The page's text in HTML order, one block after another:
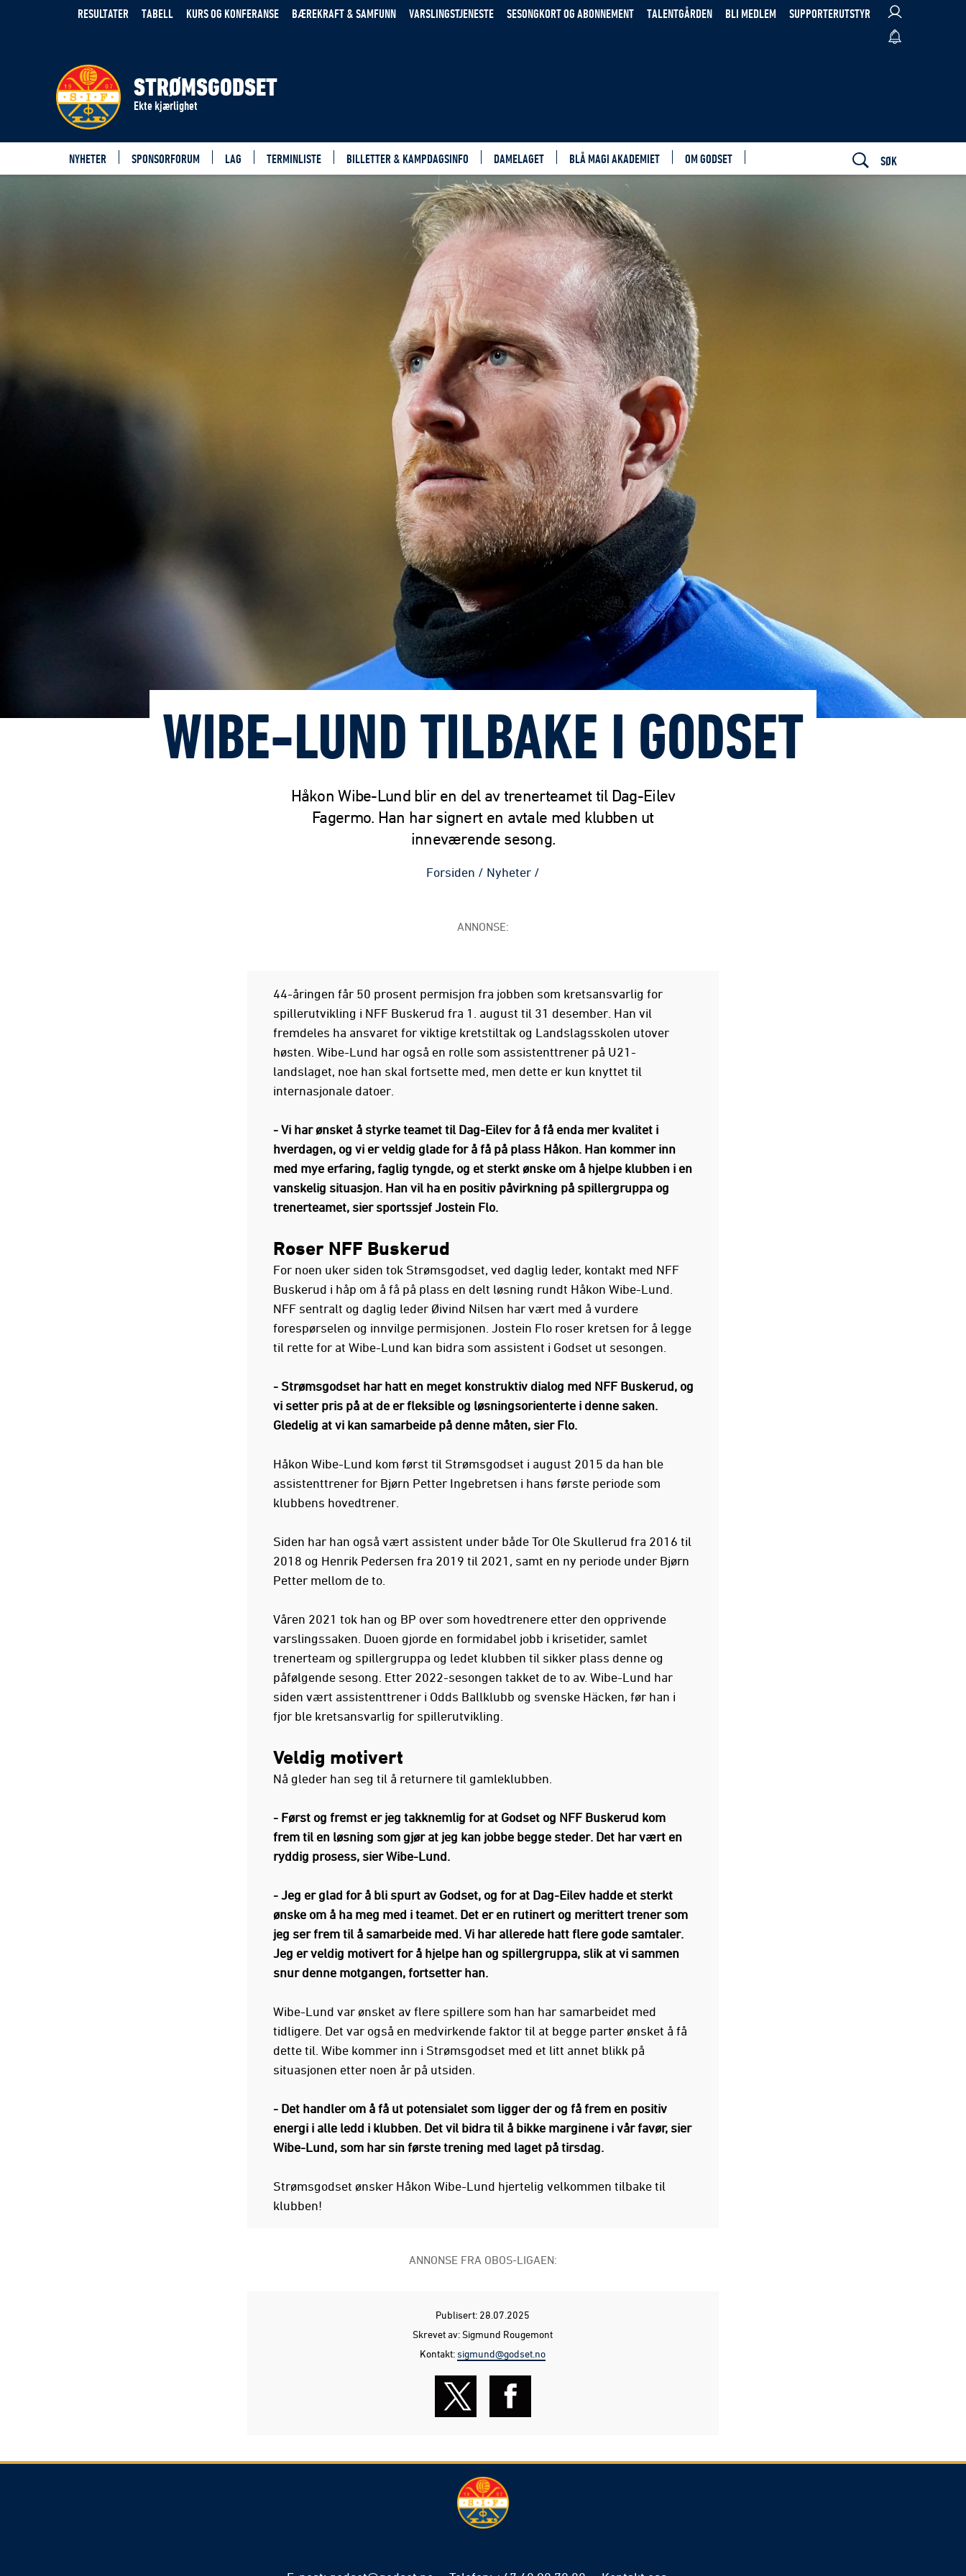
RESULTATER TABELL KURS OG KONFERANSE BÆREKRAFT & SAMFUNN VARSLINGSTJENESTE SESONGKORT OG ABONNEMENT TALENTGÅRDEN BLI MEDLEM SUPPORTERUTSTYR
STRØMSGODSET
Ekte kjærlighet
NYHETER SPONSORFORUM LAG TERMINLISTE BILLETTER & KAMPDAGSINFO DAMELAGET BLÅ MAGI AKADEMIET OM GODSET SØK
WIBE-LUND TILBAKE I GODSET
Håkon Wibe-Lund blir en del av trenerteamet til Dag-Eilev
Fagermo. Han har signert en avtale med klubben ut
inneværende sesong.
Forsiden / Nyheter /
ANNONSE:
44-åringen får 50 prosent permisjon fra jobben som kretsansvarlig for
spillerutvikling i NFF Buskerud fra 1. august til 31 desember. Han vil
fremdeles ha ansvaret for viktige kretstiltak og Landslagsskolen utover
høsten. Wibe-Lund har også en rolle som assistenttrener på U21-
landslaget, noe han skal fortsette med, men dette er kun knyttet til
internasjonale datoer.
- Vi har ønsket å styrke teamet til Dag-Eilev for å få enda mer kvalitet i
hverdagen, og vi er veldig glade for å få på plass Håkon. Han kommer inn
med mye erfaring, faglig tyngde, og et sterkt ønske om å hjelpe klubben i en
vanskelig situasjon. Han vil ha en positiv påvirkning på spillergruppa og
trenerteamet, sier sportssjef Jostein Flo.
Roser NFF Buskerud
For noen uker siden tok Strømsgodset, ved daglig leder, kontakt med NFF
Buskerud i håp om å få på plass en delt løsning rundt Håkon Wibe-Lund.
NFF sentralt og daglig leder Øivind Nilsen har vært med å vurdere
forespørselen og innvilge permisjonen. Jostein Flo roser kretsen for å legge
til rette for at Wibe-Lund kan bidra som assistent i Godset ut sesongen.
- Strømsgodset har hatt en meget konstruktiv dialog med NFF Buskerud, og
vi setter pris på at de er fleksible og løsningsorienterte i denne saken.
Gledelig at vi kan samarbeide på denne måten, sier Flo.
Håkon Wibe-Lund kom først til Strømsgodset i august 2015 da han ble
assistenttrener for Bjørn Petter Ingebretsen i hans første periode som
klubbens hovedtrener.
Siden har han også vært assistent under både Tor Ole Skullerud fra 2016 til
2018 og Henrik Pedersen fra 2019 til 2021, samt en ny periode under Bjørn
Petter mellom de to.
Våren 2021 tok han og BP over som hovedtrenere etter den opprivende
varslingssaken. Duoen gjorde en formidabel jobb i krisetider, samlet
trenerteam og spillergruppa og ledet klubben til sikker plass denne og
påfølgende sesong. Etter 2022-sesongen takket de to av. Wibe-Lund har
siden vært assistenttrener i Odds Ballklubb og svenske Häcken, før han i
fjor ble kretsansvarlig for spillerutvikling.
Veldig motivert
Nå gleder han seg til å returnere til gamleklubben.
- Først og fremst er jeg takknemlig for at Godset og NFF Buskerud kom
frem til en løsning som gjør at jeg kan jobbe begge steder. Det har vært en
ryddig prosess, sier Wibe-Lund.
- Jeg er glad for å bli spurt av Godset, og for at Dag-Eilev hadde et sterkt
ønske om å ha meg med i teamet. Det er en rutinert og merittert trener som
jeg ser frem til å samarbeide med. Vi har allerede hatt flere gode samtaler.
Jeg er veldig motivert for å hjelpe han og spillergruppa, slik at vi sammen
snur denne motgangen, fortsetter han.
Wibe-Lund var ønsket av flere spillere som han har samarbeidet med
tidligere. Det var også en medvirkende faktor til at begge parter ønsket å få
dette til. Wibe kommer inn i Strømsgodset med et litt annet blikk på
situasjonen etter noen år på utsiden.
- Det handler om å få ut potensialet som ligger der og få frem en positiv
energi i alle ledd i klubben. Det vil bidra til å bikke marginene i vår favør, sier
Wibe-Lund, som har sin første trening med laget på tirsdag.
Strømsgodset ønsker Håkon Wibe-Lund hjertelig velkommen tilbake til
klubben!
ANNONSE FRA OBOS-LIGAEN:
Publisert: 28.07.2025
Skrevet av: Sigmund Rougemont
Kontakt:sigmund@godset.no